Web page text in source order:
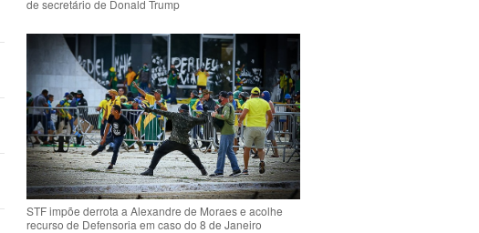
de secretário de Donald Trump
STF impõe derrota a Alexandre de Moraes e acolhe
recurso de Defensoria em caso do 8 de Janeiro